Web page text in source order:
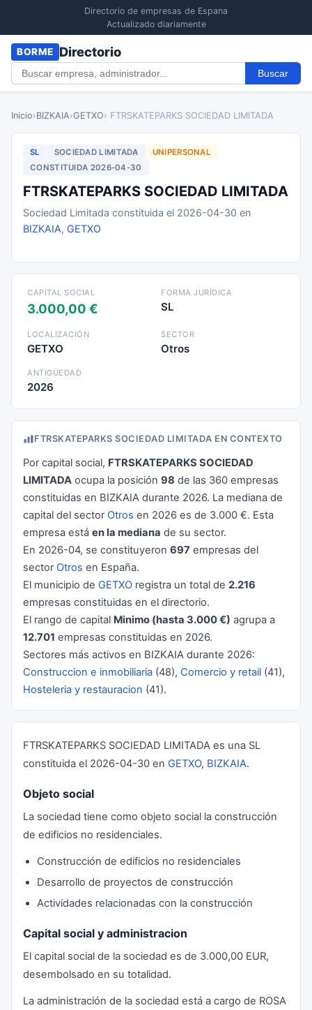
Directorio de empresas de Espana
Actualizado diariamente
BORME Directorio
Buscar
Inicio›BIZKAIA›GETXO› FTRSKATEPARKS SOCIEDAD LIMITADA
SL SOCIEDAD LIMITADA
UNIPERSONAL
CONSTITUIDA 2026-04-30
FTRSKATEPARKS SOCIEDAD LIMITADA
Sociedad Limitada constituida el 2026-04-30 en
BIZKAIA, GETXO
CAPITAL SOCIAL
3.000,00 €
FORMA JURÍDICA
SL
LOCALIZACIÓN
GETXO
SECTOR
Otros
ANTIGÜEDAD
2026
FTRSKATEPARKS SOCIEDAD LIMITADA EN CONTEXTO
Por capital social, FTRSKATEPARKS SOCIEDAD
LIMITADA ocupa la posición 98 de las 360 empresas
constituidas en BIZKAIA durante 2026. La mediana de
capital del sector Otros en 2026 es de 3.000 €. Esta
empresa está en la mediana de su sector.
En 2026-04, se constituyeron 697 empresas del
sector Otros en España.
El municipio de GETXO registra un total de 2.216
empresas constituidas en el directorio.
El rango de capital Minimo (hasta 3.000 €) agrupa a
12.701 empresas constituidas en 2026.
Sectores más activos en BIZKAIA durante 2026:
Construccion e inmobiliaria (48), Comercio y retail (41),
Hosteleria y restauracion (41).
FTRSKATEPARKS SOCIEDAD LIMITADA es una SL
constituida el 2026-04-30 en GETXO, BIZKAIA.
Objeto social
La sociedad tiene como objeto social la construcción
de edificios no residenciales.
Construcción de edificios no residenciales
Desarrollo de proyectos de construcción
Actividades relacionadas con la construcción
Capital social y administracion
El capital social de la sociedad es de 3.000,00 EUR,
desembolsado en su totalidad.
La administración de la sociedad está a cargo de ROSA